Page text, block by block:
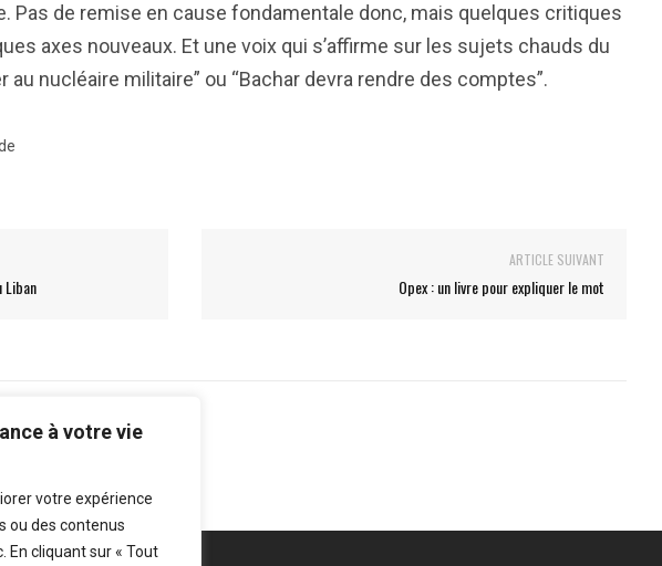
à votre vie
votre expérience
ou des contenus
En cliquant sur « Tout
Pas de remise en cause fondamentale donc, mais quelques critiques
axes nouveaux. Et une voix qui s’affirme sur les sujets chauds du
au nucléaire militaire” ou “Bachar devra rendre des comptes”.
Liban
ARTICLE SUIVANT
Opex : un livre pour expliquer le mot